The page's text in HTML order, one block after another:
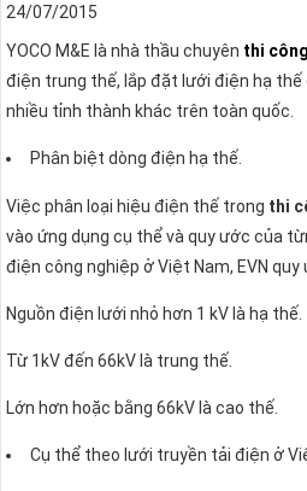
24/07/2015
YOCO M&E là nhà thầu chuyên thi
điện trung thế, lắp đặt lưới điện hạ thế
nhiều tỉnh thành khác trên toàn quốc.
Phân biệt dòng điện hạ thế.
Việc phân loại hiệu điện thế trong thi
vào ứng dụng cụ thể và quy ước của
điện công nghiệp ở Việt Nam, EVN quy
Nguồn điện lưới nhỏ hơn 1 kV là hạ thế.
Từ 1kV đến 66kV là trung thế.
Lớn hơn hoặc bằng 66kV là cao thế.
Cụ thể theo lưới truyền tải điện ở